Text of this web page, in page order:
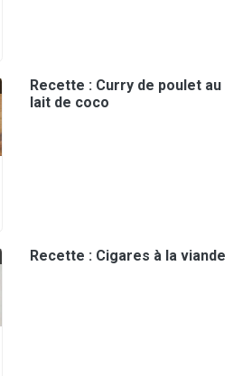
Recette : Curry de poulet au
lait de coco
Recette : Cigares à la viande